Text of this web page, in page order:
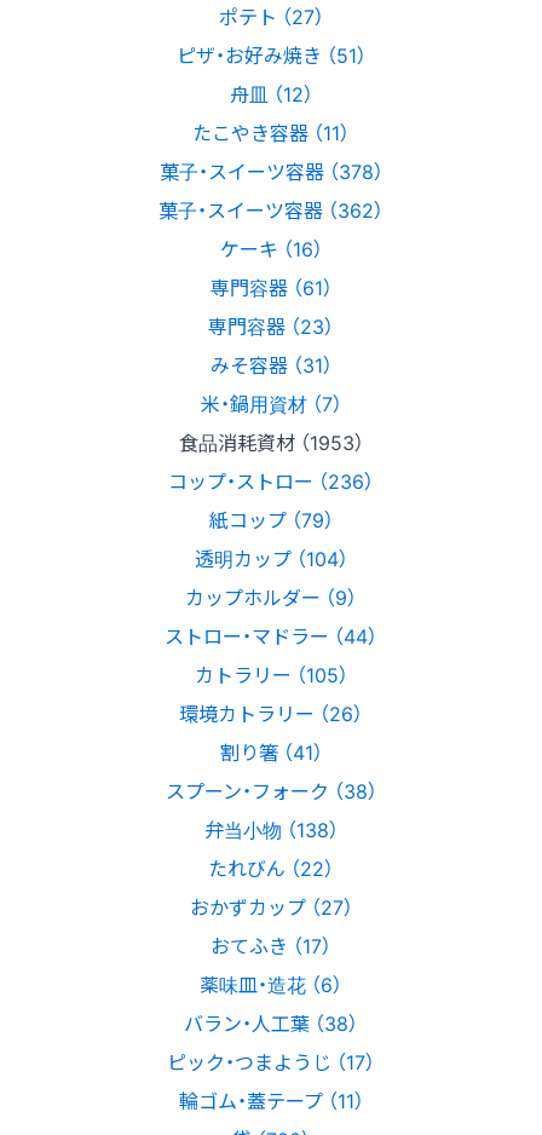
ポテト （27）
ピザ・お好み焼き （51）
舟皿 （12）
たこやき容器 （11）
菓子・スイーツ容器 （378）
菓子・スイーツ容器 （362）
ケーキ （16）
専門容器 （61）
専門容器 （23）
みそ容器 （31）
米・鍋用資材 （7）
食品消耗資材 （1953）
コップ・ストロー （236）
紙コップ （79）
透明カップ （104）
カップホルダー （9）
ストロー・マドラー （44）
カトラリー （105）
環境カトラリー （26）
割り箸 （41）
スプーン・フォーク （38）
弁当小物 （138）
たれびん （22）
おかずカップ （27）
おてふき （17）
薬味皿・造花 （6）
バラン・人工葉 （38）
ピック・つまようじ （17）
輪ゴム・蓋テープ （11）